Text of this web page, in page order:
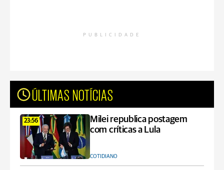
PUBLICIDADE
ÚLTIMAS NOTÍCIAS
23:56
Milei republica postagem
com críticas a Lula
COTIDIANO